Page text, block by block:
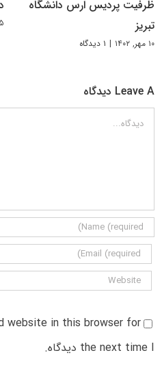
ظرفیت پردیس ارس دانشگاه
تبریز
۱۰ مهر, ۱۴۰۲ | ۱ دیدگاه
۲۵
Leave A دیدگاه
دیدگاه
website in this browser for
the next time I دیدگاه.